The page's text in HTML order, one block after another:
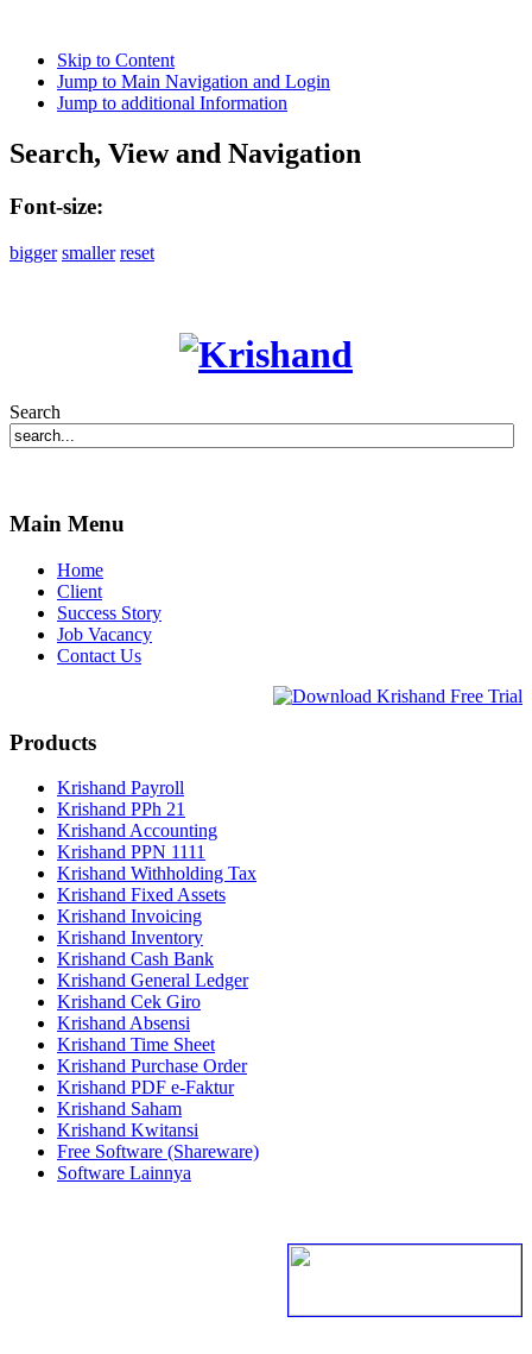
Skip to Content
Jump to Main Navigation and Login
Jump to additional Information
Search, View and Navigation
Font-size:
bigger smaller reset
Search
Main Menu
Home
Client
Success Story
Job Vacancy
Contact Us
Products
Krishand Payroll
Krishand PPh 21
Krishand Accounting
Krishand PPN 1111
Krishand Withholding Tax
Krishand Fixed Assets
Krishand Invoicing
Krishand Inventory
Krishand Cash Bank
Krishand General Ledger
Krishand Cek Giro
Krishand Absensi
Krishand Time Sheet
Krishand Purchase Order
Krishand PDF e-Faktur
Krishand Saham
Krishand Kwitansi
Free Software (Shareware)
Software Lainnya